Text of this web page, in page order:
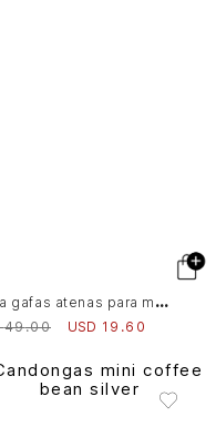
P
orta gafas atenas para mujer tejido miyuki
49.00 USD 19 .60